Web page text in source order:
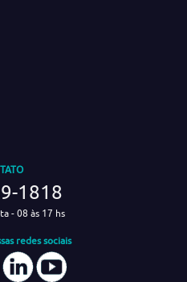
1818
- 08 às 17 hs
redes sociais